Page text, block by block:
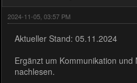
2024-11-05, 03:57 PM
Aktueller Stand: 05.11.2024
Ergänzt um Kommunikation
nachlesen.